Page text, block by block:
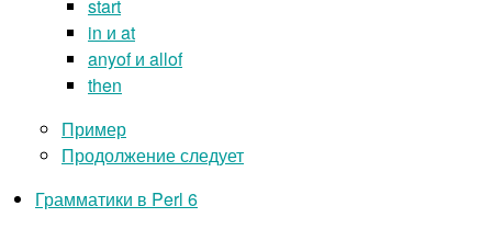
start
in и at
anyof и allof
then
Пример
Продолжение следует
Грамматики в Perl 6